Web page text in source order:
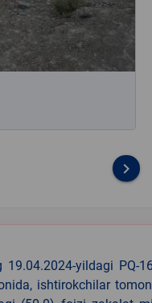
keyboard_arrow_right
19.04.2024-yildagi
ishtirokchilar